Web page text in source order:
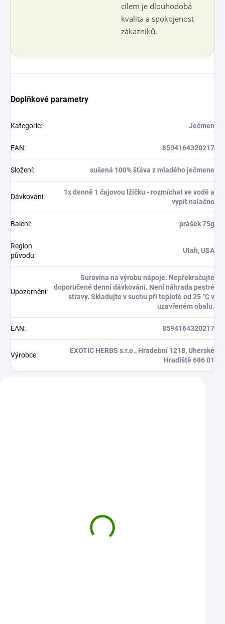
cílem je dlouhodobá
kvalita a spokojenost
zákazníků.
Doplňkové parametry
Kategorie: Ječmen
EAN: 8594164320217
Složení: sušená 100% šťáva z mladého ječmene
Dávkování:
1x denně 1 čajovou lžičku - rozmíchat ve vodě a
vypít nalačno
Balení: prášek 75g
Region
původu:
Utah, USA
Upozornění:
Surovina na výrobu nápoje. Nepřekračujte
doporučené denní dávkování. Není náhrada pestré
stravy. Skladujte v suchu při teplotě od 25 °C v
uzavřeném obalu.
EAN: 8594164320217
Výrobce:
EXOTIC HERBS s.r.o., Hradební 1218, Uherské
Hradiště 686 01